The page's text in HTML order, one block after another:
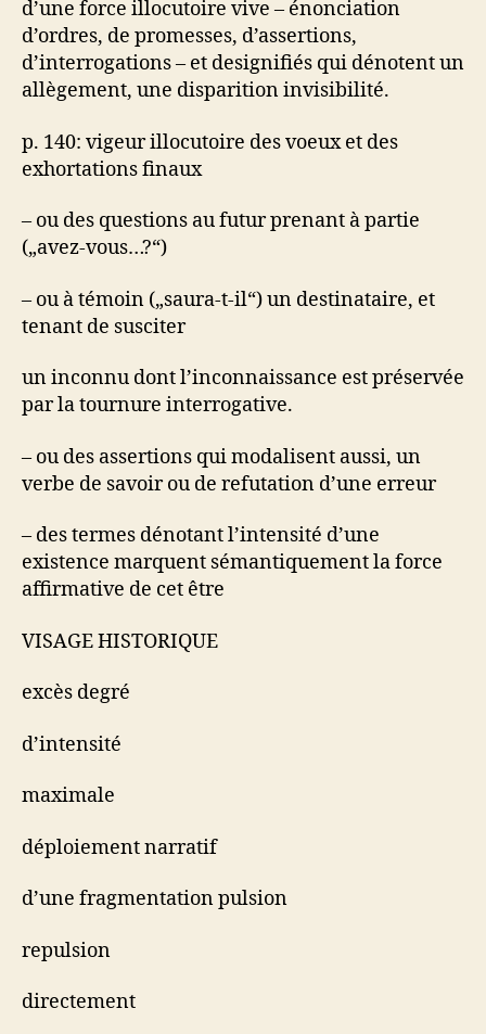
d’une force illocutoire vive – énonciation
d’ordres, de promesses, d’assertions,
d’interrogations – et designifiés qui dénotent un
allègement, une disparition invisibilité.
p. 140: vigeur illocutoire des voeux et des
exhortations finaux
– ou des questions au futur prenant à partie
(„avez-vous…?“)
– ou à témoin („saura-t-il“) un destinataire, et
tenant de susciter
un inconnu dont l’inconnaissance est préservée
par la tournure interrogative.
– ou des assertions qui modalisent aussi, un
verbe de savoir ou de refutation d’une erreur
– des termes dénotant l’intensité d’une
existence marquent sémantiquement la force
affirmative de cet être
VISAGE HISTORIQUE
excès degré
d’intensité
maximale
déploiement narratif
d’une fragmentation pulsion
repulsion
directement